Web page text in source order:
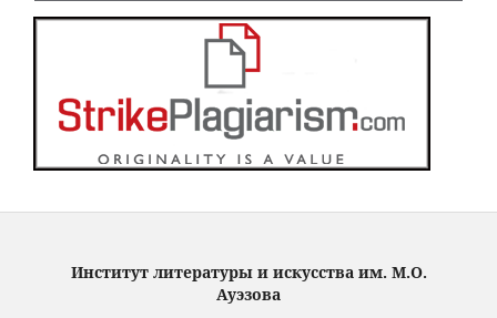
Институт литературы и искусства им. М.О.
Ауэзова